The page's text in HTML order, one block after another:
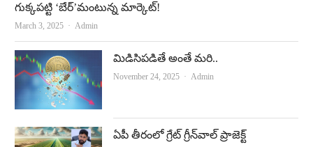
గుక్కపట్టి ‘బేర్‌’మంటున్న మార్కెట్‌!
March 3, 2025 Author
Admin
మిడిసిపడితే అంతే మరి..
November 24, 2025 Author
Admin
ఏపీ తీరంలో గ్రేట్‌ గ్రీన్‌వాల్‌ ప్రాజెక్ట్‌